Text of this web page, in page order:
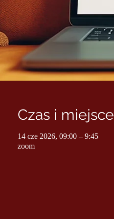
Czas i
14 cze 2026, 09:00 – 9:45
zoom